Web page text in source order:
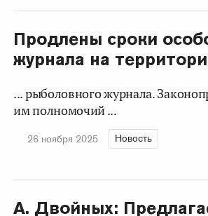
Продлены сроки
журнала на
... рыболовного журнала.
им полномочий ...
26 ноября 2025 Новость
А. Двойных: